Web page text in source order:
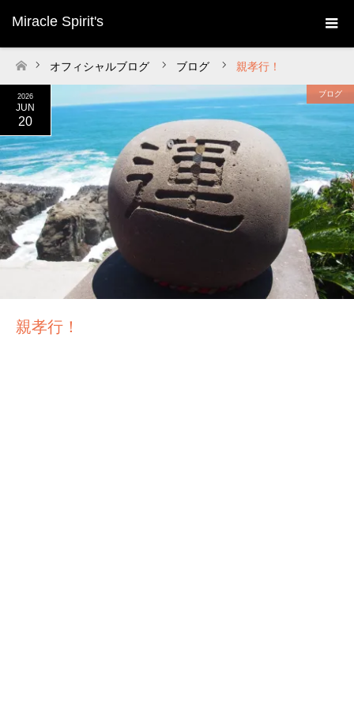
Miracle Spirit's
ホーム
オフィシャルブログ ブログ 親孝行！
2026
JUN
20
ブログ
親孝行！